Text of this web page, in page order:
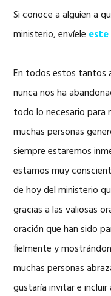
Si conoce a alguien a
ministerio, envíele
En todos estos tantos
nunca nos ha
todo lo necesario para
muchas personas
siempre estaremos
estamos muy
de hoy del ministerio
gracias a las valiosas
oración que han sido
fielmente y
muchas personas
gustaría invitar e